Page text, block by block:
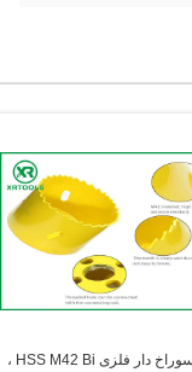
اره سوراخ دار فلزی HSS M42 Bi ،